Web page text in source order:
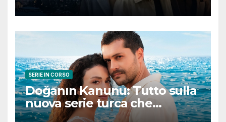
SERIE IN CORSO
Doğanın Kanunu: Tutto sulla
nuova serie turca che
promette emozioni e colpi di